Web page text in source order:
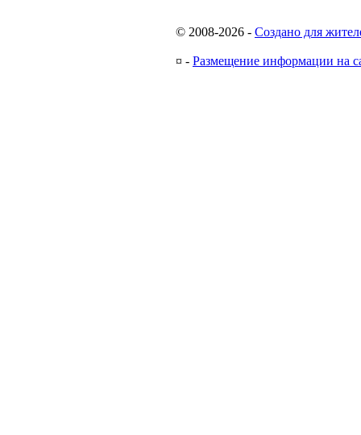
© 2008-2026 - Создано для
¤ - Размещение информации на